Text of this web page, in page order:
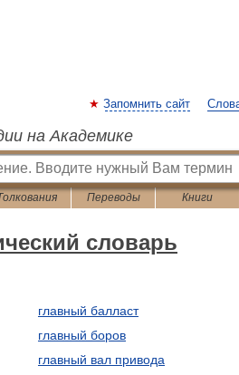
Запомнить сайт
на Академике
Переводы Книги
словарь
главный балласт
главный боров
главный вал привода